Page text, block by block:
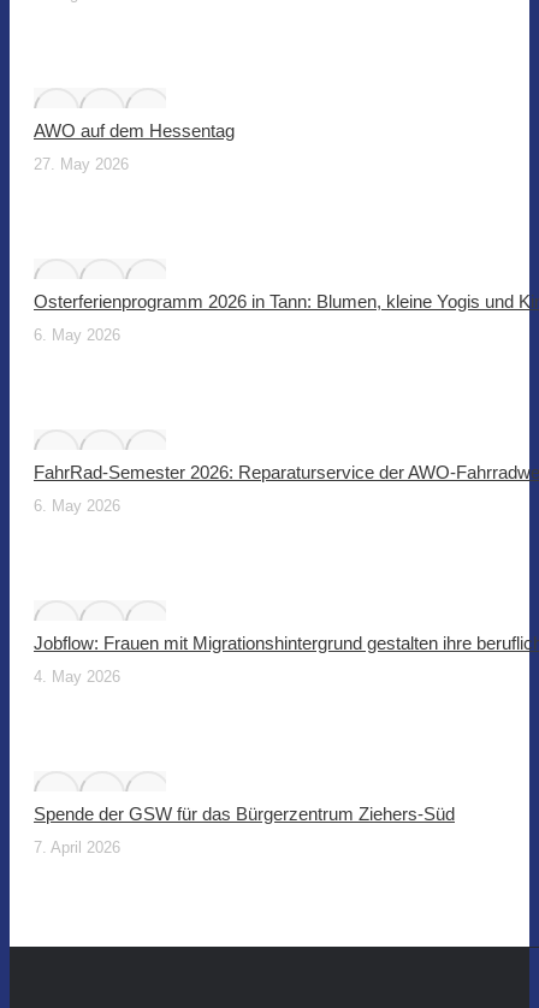
AWO auf dem Hessentag
27. May 2026
Osterferienprogramm 2026 in Tann: Blumen, kleine Yogis und
6. May 2026
FahrRad-Semester 2026: Reparaturservice der AWO-
6. May 2026
Jobflow: Frauen mit Migrationshintergrund gestalten ihre
4. May 2026
Spende der GSW für das Bürgerzentrum Ziehers-Süd
7. April 2026